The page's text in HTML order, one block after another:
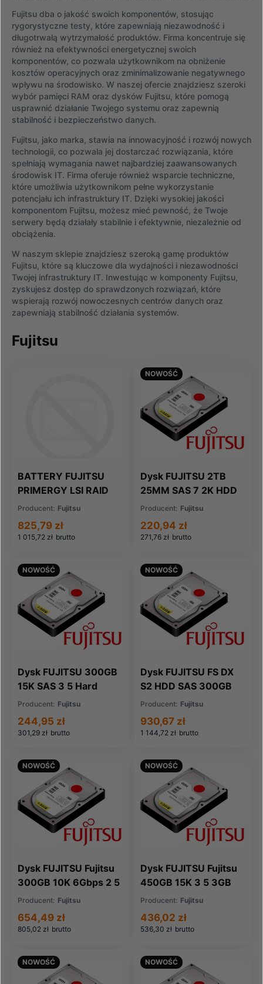
Fujitsu dba o jakość swoich komponentów, stosując
rygorystyczne testy, które zapewniają niezawodność i
długotrwałą wytrzymałość produktów. Firma koncentruje się
również na efektywności energetycznej swoich
komponentów, co pozwala użytkownikom na obniżenie
kosztów operacyjnych oraz zminimalizowanie negatywnego
wpływu na środowisko. W naszej ofercie znajdziesz szeroki
wybór pamięci RAM oraz dysków Fujitsu, które pomogą
usprawnić działanie Twojego systemu oraz zapewnią
stabilność i bezpieczeństwo danych.
Fujitsu, jako marka, stawia na innowacyjność i rozwój nowych
technologii, co pozwala jej dostarczać rozwiązania, które
spełniają wymagania nawet najbardziej zaawansowanych
środowisk IT. Firma oferuje również wsparcie techniczne,
które umożliwia użytkownikom pełne wykorzystanie
potencjału ich infrastruktury IT. Dzięki wysokiej jakości
komponentom Fujitsu, możesz mieć pewność, że Twoje
serwery będą działały stabilnie i efektywnie, niezależnie od
obciążenia.
W naszym sklepie znajdziesz szeroką gamę produktów
Fujitsu, które są kluczowe dla wydajności i niezawodności
Twojej infrastruktury IT. Inwestując w komponenty Fujitsu,
zyskujesz dostęp do sprawdzonych rozwiązań, które
wspierają rozwój nowoczesnych centrów danych oraz
zapewniają stabilność działania systemów.
Fujitsu
BATTERY FUJITSU
PRIMERGY LSI RAID
BATTERY BACKUP
Producent: Fujitsu
1 015,72 zł brutto
825,79 zł
Dysk FUJITSU 2TB
25MM SAS 7 2K HDD
(A3C40174702)
Producent: Fujitsu
271,76 zł brutto
220,94 zł
NOWOŚĆ
Dysk FUJITSU 300GB
15K SAS 3 5 Hard
Drive - Seagate
(CA06778-B400)
Producent: Fujitsu
301,29 zł brutto
244,95 zł
NOWOŚĆ
Dysk FUJITSU FS DX
S2 HDD SAS 300GB
10K 2 5 10K4
(CA07339-E501)
Producent: Fujitsu
1 144,72 zł brutto
930,67 zł
NOWOŚĆ
Dysk FUJITSU Fujitsu
300GB 10K 6Gbps 2 5
SAS (S26361-F5247-
Producent: Fujitsu
805,02 zł brutto
654,49 zł
NOWOŚĆ
Dysk FUJITSU Fujitsu
450GB 15K 3 5 3GB
SAS HDD (38008322)
Producent: Fujitsu
536,30 zł brutto
436,02 zł
NOWOŚĆ
NOWOŚĆ NOWOŚĆ